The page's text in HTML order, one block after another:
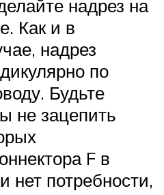
надрез на
Как и в
надрез
по
Будьте
не зацепить
F в
нет потребности,